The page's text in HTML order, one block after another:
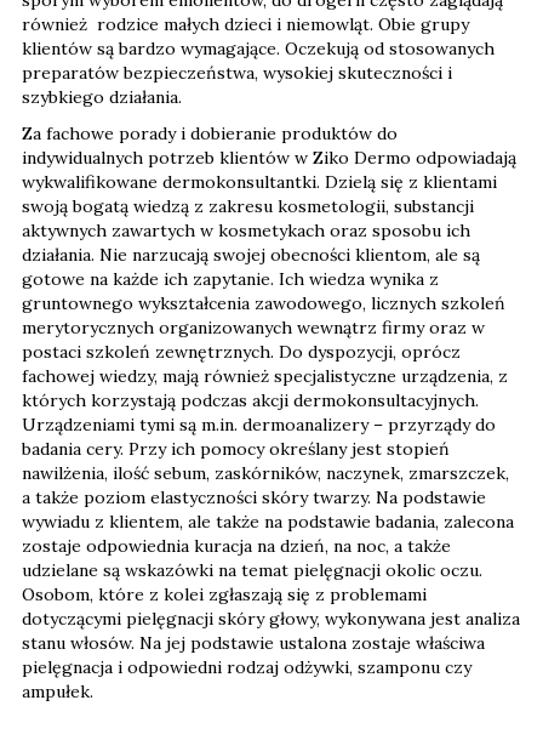
również rodzice małych dzieci i niemowląt. Obie grupy
klientów są bardzo wymagające. Oczekują od stosowanych
preparatów bezpieczeństwa, wysokiej skuteczności i
szybkiego działania.
Za fachowe porady i dobieranie produktów do
indywidualnych potrzeb klientów w Ziko Dermo odpowiadają
wykwalifikowane dermokonsultantki. Dzielą się z klientami
swoją bogatą wiedzą z zakresu kosmetologii, substancji
aktywnych zawartych w kosmetykach oraz sposobu ich
działania. Nie narzucają swojej obecności klientom, ale są
gotowe na każde ich zapytanie. Ich wiedza wynika z
gruntownego wykształcenia zawodowego, licznych szkoleń
merytorycznych organizowanych wewnątrz firmy oraz w
postaci szkoleń zewnętrznych. Do dyspozycji, oprócz
fachowej wiedzy, mają również specjalistyczne urządzenia, z
których korzystają podczas akcji dermokonsultacyjnych.
Urządzeniami tymi są m.in. dermoanalizery – przyrządy do
badania cery. Przy ich pomocy określany jest stopień
nawilżenia, ilość sebum, zaskórników, naczynek, zmarszczek,
a także poziom elastyczności skóry twarzy. Na podstawie
wywiadu z klientem, ale także na podstawie badania, zalecona
zostaje odpowiednia kuracja na dzień, na noc, a także
udzielane są wskazówki na temat pielęgnacji okolic oczu.
Osobom, które z kolei zgłaszają się z problemami
dotyczącymi pielęgnacji skóry głowy, wykonywana jest analiza
stanu włosów. Na jej podstawie ustalona zostaje właściwa
pielęgnacja i odpowiedni rodzaj odżywki, szamponu czy
ampułek.